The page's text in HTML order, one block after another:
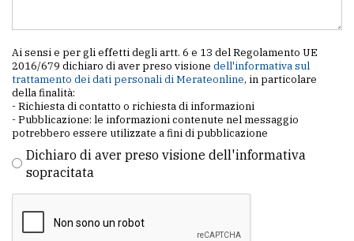
Ai sensi e per gli effetti degli artt. 6 e 13 del Regolamento UE
2016/679 dichiaro di aver preso visione dell'informativa sul
trattamento dei dati personali di Merateonline, in particolare
della finalità:
- Richiesta di contatto o richiesta di informazioni
- Pubblicazione: le informazioni contenute nel messaggio
potrebbero essere utilizzate a fini di pubblicazione
Dichiaro di aver preso visione dell'informativa
sopracitata